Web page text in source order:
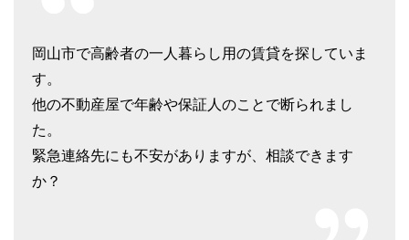
岡山市で高齢者の一人暮らし用の賃貸を探していま
す。
他の不動産屋で年齢や保証人のことで断られまし
た。
緊急連絡先にも不安がありますが、相談できます
か？